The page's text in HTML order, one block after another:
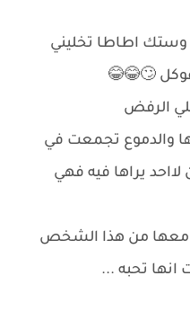
اطاطا تخليني
🙄😂😂
الرفض
والدموع تجمعت في
يراها فيه فهي
معها من هذا الشخص
انها تحبه ...